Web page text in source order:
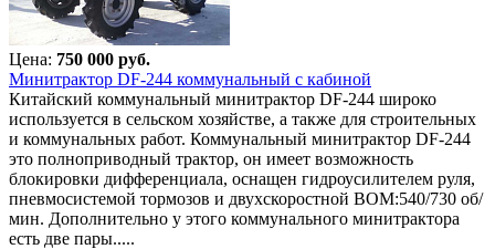
Цена: 750 000 руб.
Минитрактор DF-244 коммунальный с кабиной
Китайский коммунальный минитрактор DF-244 широко
используется в сельском хозяйстве, а также для строительных
и коммунальных работ. Коммунальный минитрактор DF-244
это полноприводный трактор, он имеет возможность
блокировки дифференциала, оснащен гидроусилителем руля,
пневмосистемой тормозов и двухскоростной ВОМ:540/730 об/
мин. Дополнительно у этого коммунального минитрактора
есть две пары.....